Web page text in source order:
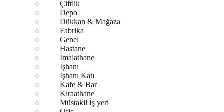
Çiftlik
Depo
Dükkan & Mağaza
Fabrika
Genel
Hastane
İmalathane
İşhanı
İşhanı Katı
Kafe & Bar
Kıraathane
Müstakil İş yeri